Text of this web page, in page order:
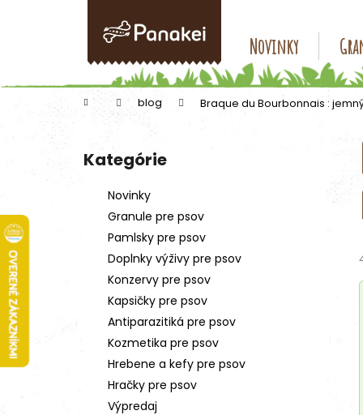
Novinky
Domov blog Braque du Bourbonnais :
Preskočiť
kategórie
Kategórie
Novinky
Granule pre psov
Pamlsky pre psov
Doplnky výživy pre psov
Konzervy pre psov
Kapsičky pre psov
Antiparazitiká pre psov
Kozmetika pre psov
Hrebene a kefy pre psov
Hračky pre psov
Výpredaj
k
obchodu
obchodu